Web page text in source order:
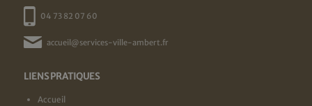
04 73 82 07 60
accueil@services-ville-ambert.fr
LIENS PRATIQUES
Accueil